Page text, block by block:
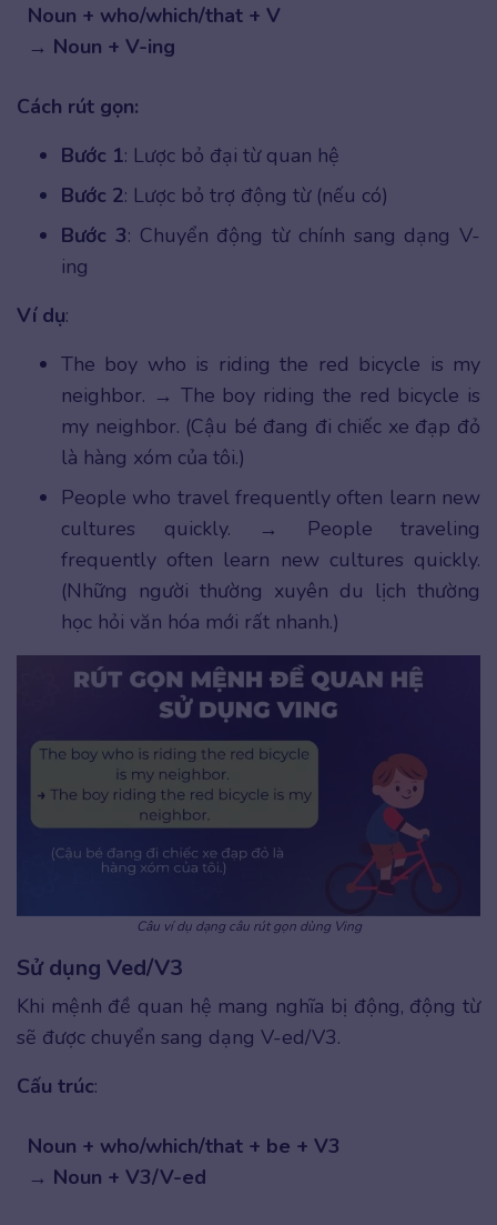
Noun + who/which/that + V
→ Noun + V-ing
Cách rút gọn:
Bước 1: Lược bỏ đại từ quan hệ
Bước 2: Lược bỏ trợ động từ (nếu có)
Bước 3: Chuyển động từ chính sang dạng V-
ing
Ví dụ:
The boy who is riding the red bicycle is my
neighbor. → The boy riding the red bicycle is
my neighbor. (Cậu bé đang đi chiếc xe đạp đỏ
là hàng xóm của tôi.)
People who travel frequently often learn new
cultures quickly. → People traveling
frequently often learn new cultures quickly.
(Những người thường xuyên du lịch thường
học hỏi văn hóa mới rất nhanh.)
Câu ví dụ dạng câu rút gọn dùng Ving
Sử dụng Ved/V3
Khi mệnh đề quan hệ mang nghĩa bị động, động từ
sẽ được chuyển sang dạng V-ed/V3.
Cấu trúc:
Noun + who/which/that + be + V3
→ Noun + V3/V-ed